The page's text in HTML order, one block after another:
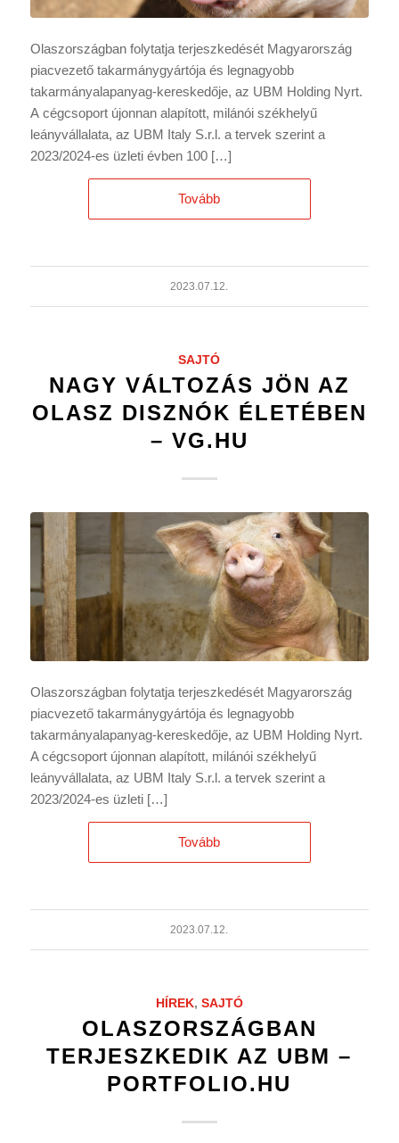
Olaszországban folytatja terjeszkedését Magyarország
piacvezető takarmánygyártója és legnagyobb
takarmányalapanyag-kereskedője, az UBM Holding Nyrt.
A cégcsoport újonnan alapított, milánói székhelyű
leányvállalata, az UBM Italy S.r.l. a tervek szerint a
2023/2024-es üzleti évben 100 […]
Tovább
2023.07.12.
SAJTÓ
NAGY VÁLTOZÁS JÖN AZ
OLASZ DISZNÓK ÉLETÉBEN
– VG.HU
Olaszországban folytatja terjeszkedését Magyarország
piacvezető takarmánygyártója és legnagyobb
takarmányalapanyag-kereskedője, az UBM Holding Nyrt.
A cégcsoport újonnan alapított, milánói székhelyű
leányvállalata, az UBM Italy S.r.l. a tervek szerint a
2023/2024-es üzleti […]
Tovább
2023.07.12.
HÍREK, SAJTÓ
OLASZORSZÁGBAN
TERJESZKEDIK AZ UBM –
PORTFOLIO.HU